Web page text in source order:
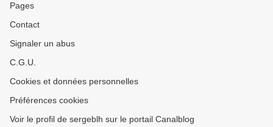
Pages
Contact
Signaler un abus
C.G.U.
Cookies et données personnelles
Préférences cookies
Voir le profil de sergeblh sur le portail Canalblog